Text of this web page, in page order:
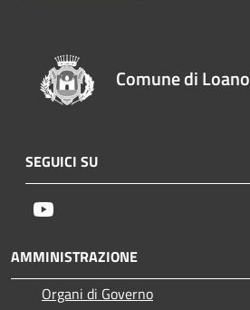
Comune di Loano
SEGUICI SU
AMMINISTRAZIONE
Organi di Governo